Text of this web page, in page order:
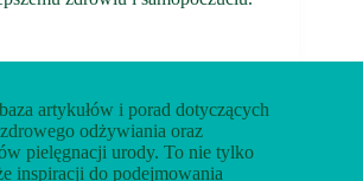
artykułów i porad dotyczących
odżywiania oraz
pielęgnacji urody. To nie tylko
inspiracji do podejmowania